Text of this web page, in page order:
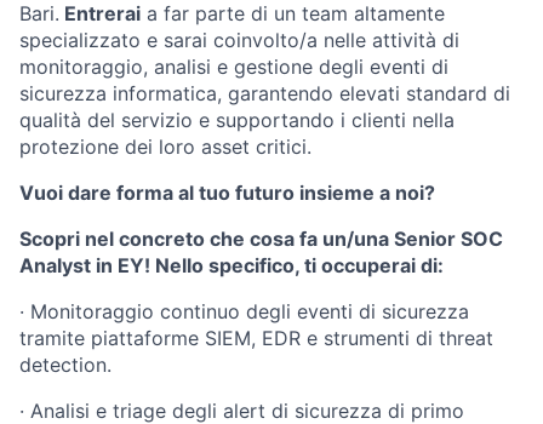
Bari. Entrerai a far parte di un team altamente
specializzato e sarai coinvolto/a nelle attività di
monitoraggio, analisi e gestione degli eventi di
sicurezza informatica, garantendo elevati standard di
qualità del servizio e supportando i clienti nella
protezione dei loro asset critici.
Vuoi dare forma al tuo futuro insieme a noi?
Scopri nel concreto che cosa fa un/una Senior SOC
Analyst in EY! Nello specifico, ti occuperai di:
· Monitoraggio continuo degli eventi di sicurezza
tramite piattaforme SIEM, EDR e strumenti di threat
detection.
· Analisi e triage degli alert di sicurezza di primo